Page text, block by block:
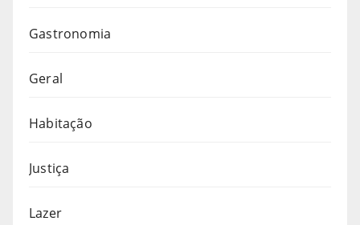
Gastronomia
Geral
Habitação
Justiça
Lazer